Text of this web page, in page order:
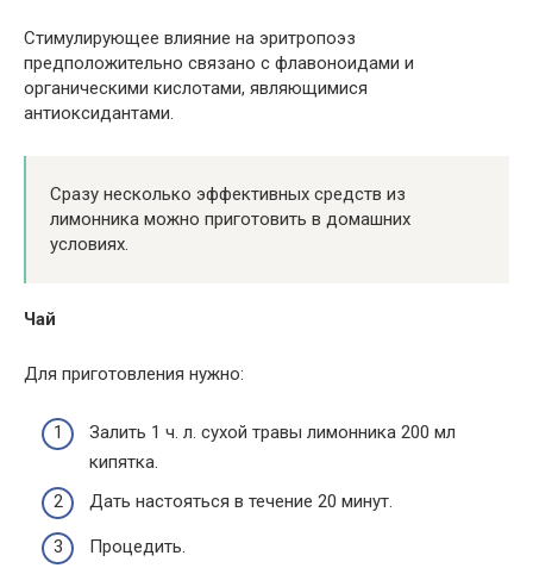
Стимулирующее влияние на эритропоэз
предположительно связано с флавоноидами и
органическими кислотами, являющимися
антиоксидантами.
Сразу несколько эффективных средств из
лимонника можно приготовить в домашних
условиях.
Чай
Для приготовления нужно:
Залить 1 ч. л. сухой травы лимонника 200 мл
кипятка.
Дать настояться в течение 20 минут.
Процедить.